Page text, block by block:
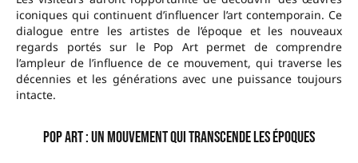
iconiques qui continuent d’influencer l’art contemporain. Ce
dialogue entre les artistes de l’époque et les nouveaux
regards portés sur le Pop Art permet de comprendre
l’ampleur de l’influence de ce mouvement, qui traverse les
décennies et les générations avec une puissance toujours
intacte.
Pop Art : un mouvement qui transcende les époques